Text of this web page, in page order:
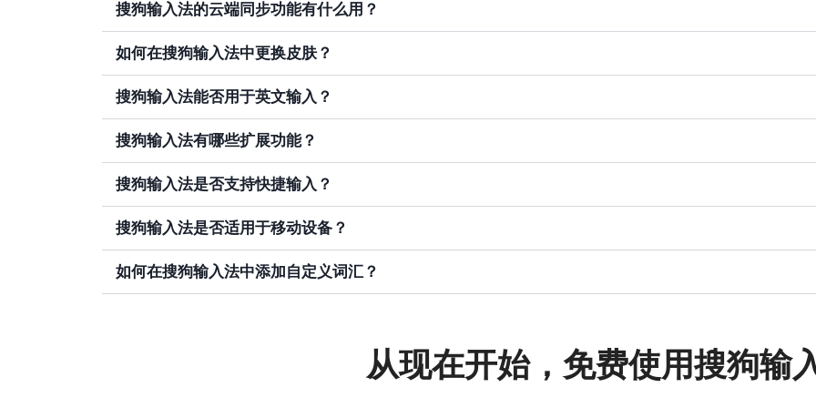
搜狗输入法的云端同步功能有什么用？
如何在搜狗输入法中更换皮肤？
搜狗输入法能否用于英文输入？
搜狗输入法有哪些扩展功能？
搜狗输入法是否支持快捷输入？
搜狗输入法是否适用于移动设备？
如何在搜狗输入法中添加自定义词汇？
从现在开始，免费使用搜狗输